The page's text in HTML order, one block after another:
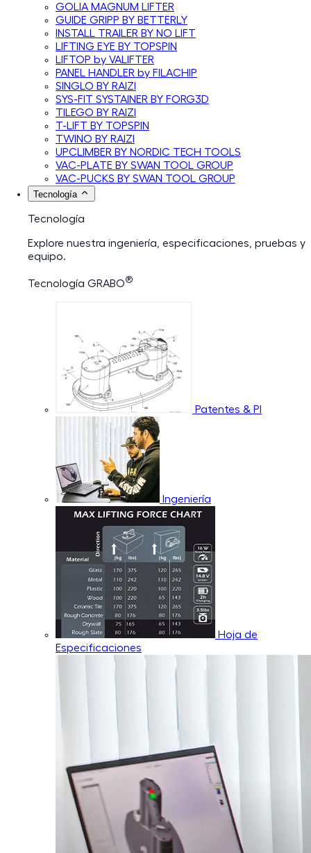
GOLIA MAGNUM LIFTER
GUIDE GRIPP BY BETTERLY
INSTALL TRAILER BY NO LIFT
LIFTING EYE BY TOPSPIN
LIFTOP by VALIFTER
PANEL HANDLER by FILACHIP
SINGLO BY RAIZI
SYS-FIT SYSTAINER BY FORG3D
TILEGO BY RAIZI
T-LIFT BY TOPSPIN
TWINO BY RAIZI
UPCLIMBER BY NORDIC TECH TOOLS
VAC-PLATE BY SWAN TOOL GROUP
VAC-PUCKS BY SWAN TOOL GROUP
Tecnología
Tecnología
Explore nuestra ingeniería, especificaciones, pruebas y
equipo.
Tecnología GRABO®
Patentes & PI
Ingeniería
Hoja de
Especificaciones